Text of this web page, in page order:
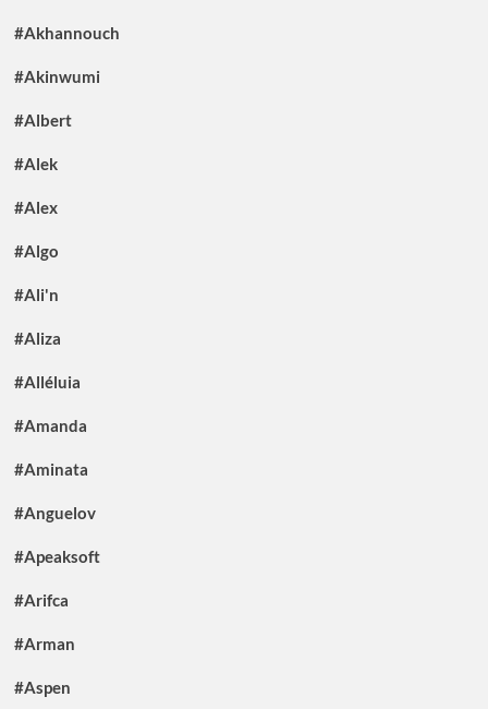
#Akhannouch
#Akinwumi
#Albert
#Alek
#Alex
#Algo
#Ali'n
#Aliza
#Alléluia
#Amanda
#Aminata
#Anguelov
#Apeaksoft
#Arifca
#Arman
#Aspen